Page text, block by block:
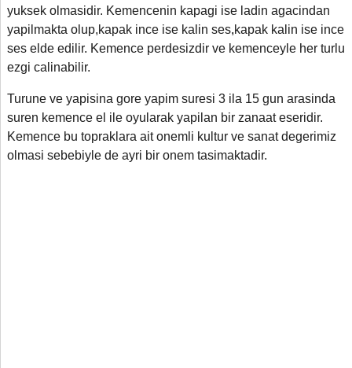
yuksek olmasidir. Kemencenin kapagi ise ladin agacindan
yapilmakta olup,kapak ince ise kalin ses,kapak kalin ise ince
ses elde edilir. Kemence perdesizdir ve kemenceyle her turlu
ezgi calinabilir.
Turune ve yapisina gore yapim suresi 3 ila 15 gun arasinda
suren kemence el ile oyularak yapilan bir zanaat eseridir.
Kemence bu topraklara ait onemli kultur ve sanat degerimiz
olmasi sebebiyle de ayri bir onem tasimaktadir.